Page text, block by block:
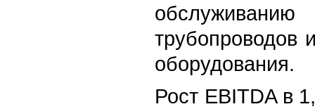
трубопроводов
оборудования.
Рост EBITDA в